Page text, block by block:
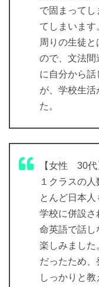
で固まって
てしまいます
周りの生徒
ので、文法間
に自分から話
が、学校生活
た。
【女性 30代
１クラスの
とんど日本人
学校に併設さ
命英語で話し
楽しみました
だったため、
しっかりと教